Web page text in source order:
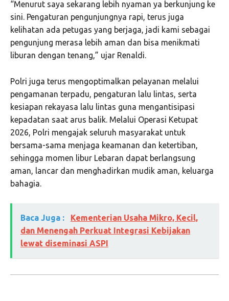
“Menurut saya sekarang lebih nyaman ya berkunjung ke
sini. Pengaturan pengunjungnya rapi, terus juga
kelihatan ada petugas yang berjaga, jadi kami sebagai
pengunjung merasa lebih aman dan bisa menikmati
liburan dengan tenang,” ujar Renaldi.
Polri juga terus mengoptimalkan pelayanan melalui
pengamanan terpadu, pengaturan lalu lintas, serta
kesiapan rekayasa lalu lintas guna mengantisipasi
kepadatan saat arus balik. Melalui Operasi Ketupat
2026, Polri mengajak seluruh masyarakat untuk
bersama-sama menjaga keamanan dan ketertiban,
sehingga momen libur Lebaran dapat berlangsung
aman, lancar dan menghadirkan mudik aman, keluarga
bahagia.
Baca Juga :
Kementerian Usaha Mikro, Kecil,
dan Menengah Perkuat Integrasi Kebijakan
lewat diseminasi ASPI